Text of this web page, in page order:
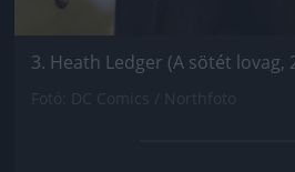
3. Heath Ledger (A sötét lovag,